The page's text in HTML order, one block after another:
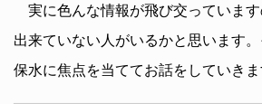
実に色んな情報が飛び交っていま
出来ていない人がいるかと思います
保水に焦点を当ててお話をしていきま